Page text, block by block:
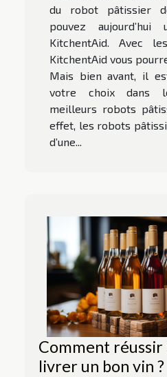
du robot pâtissier
pouvez
KitchentAid. Avec
KitchentAid vous
Mais bien avant, il
votre choix dans
meilleurs robots
effet, les robots
d’une...
Comment réussir
livrer un bon vin ?